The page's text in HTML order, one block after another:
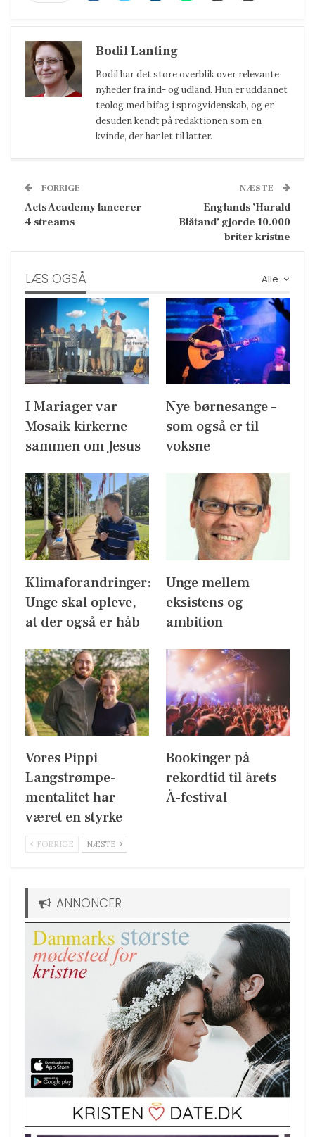
Bodil Lanting
Bodil har det store overblik over relevante
nyheder fra ind- og udland. Hun er uddannet
teolog med bifag i sprogvidenskab, og er
desuden kendt på redaktionen som en
kvinde, der har let til latter.
FORRIGE
Acts Academy lancerer
4 streams
NÆSTE
Englands ’Harald
Blåtand’ gjorde 10.000
briter kristne
Alle
LÆS OGSÅ
I Mariager var
Mosaik kirkerne
sammen om Jesus
Nye børnesange –
som også er til
voksne
Klimaforandringer:
Unge skal opleve,
at der også er håb
Unge mellem
eksistens og
ambition
Vores Pippi
Langstrømpe-
mentalitet har
været en styrke
Bookinger på
rekordtid til årets
Å-festival
FORRIGE NÆSTE
ANNONCER